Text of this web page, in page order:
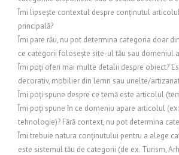
Îmi lipsește contextul despre conținutul
principală?
Îmi pare rău, nu pot determina categoria doar
ce categorii folosește site-ul tău sau domeniul
Îmi poți oferi mai multe detalii despre obiect?
decorativ, mobilier din lemn sau unelte/
Îmi poți spune despre ce temă este articolul
Îmi poți spune în ce domeniu apare articolul
tehnologie)? Fără context, nu pot determina
Îmi trebuie natura conținutului pentru a alege
este sistemul tău de categorii (de ex. Turism,